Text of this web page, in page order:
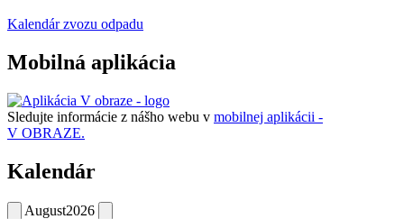
Kalendár zvozu odpadu
Mobilná aplikácia
Sledujte informácie z nášho webu v mobilnej aplikácii -
V OBRAZE.
Kalendár
August2026